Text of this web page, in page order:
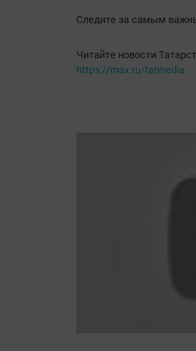
Следите за самым
Читайте новости
https://max.ru/tatmedia